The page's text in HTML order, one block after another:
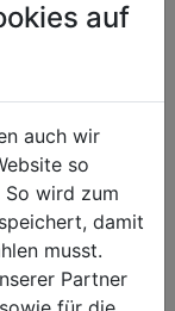
Hölzer im
Sichtblenden,
Carports,
auf
auch wir
so
wird zum
damit
musst.
Partner